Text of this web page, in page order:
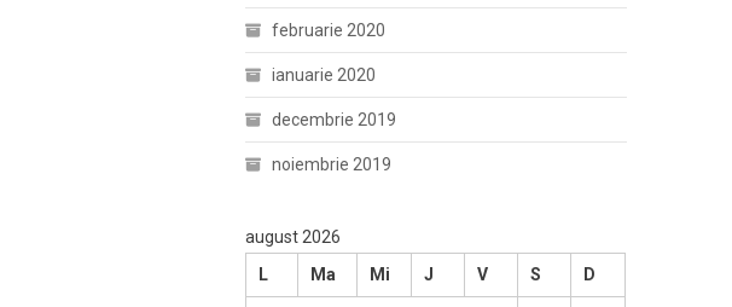
februarie 2020
ianuarie 2020
decembrie 2019
noiembrie 2019
august 2026
L
Ma Mi J V S D